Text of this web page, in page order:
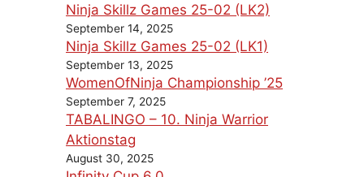
Ninja Skillz Games 25-02 (LK2)
September 14, 2025
Ninja Skillz Games 25-02 (LK1)
September 13, 2025
WomenOfNinja Championship ’25
September 7, 2025
TABALINGO – 10. Ninja Warrior
Aktionstag
August 30, 2025